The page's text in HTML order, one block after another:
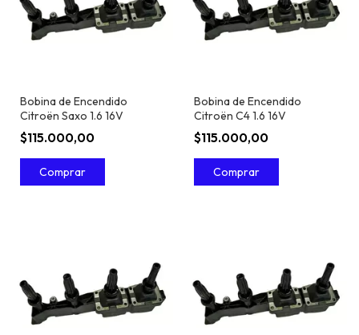
Bobina de Encendido
Citroën Saxo 1.6 16V
$115.000,00
Bobina de Encendido
Citroën C4 1.6 16V
$115.000,00